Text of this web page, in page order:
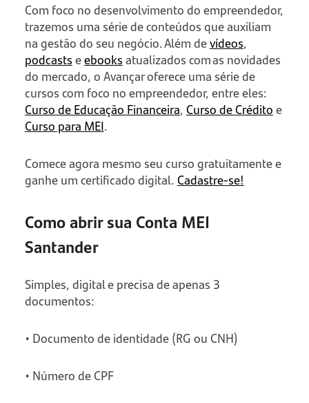
Com foco no desenvolvimento do empreendedor,
trazemos uma série de conteúdos que auxiliam
na gestão do seu negócio. Além devídeos,
podcastseebooksatualizados com as novidades
do mercado, o Avançar oferece uma série de
cursos com foco no empreendedor, entre eles:
Curso de Educação Financeira, Curso de Créditoe
Curso para MEI.
Comece agora mesmo seu curso gratuitamente e
ganhe um certificado digital.Cadastre-se!
Como abrir sua Conta MEI
Santander
Simples, digital e precisa de apenas 3
documentos:
• Documento de identidade (RG ou CNH)
• Número de CPF